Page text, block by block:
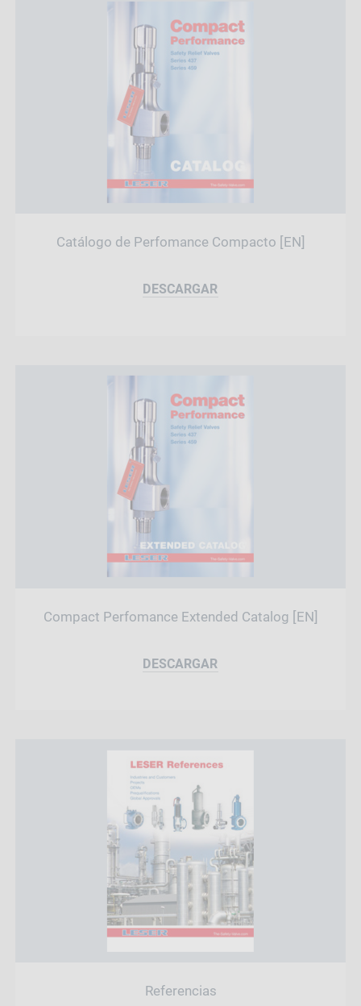
Catálogo de Perfomance Compacto [EN]
DESCARGAR
Compact Perfomance Extended Catalog [EN]
DESCARGAR
Referencias